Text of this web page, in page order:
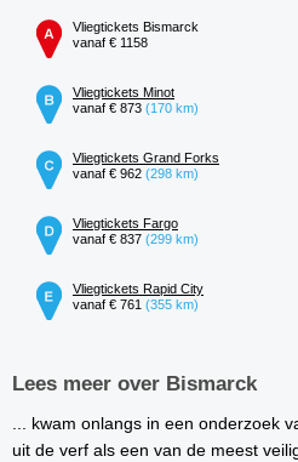
Vliegtickets Bismarck
vanaf € 1158
Vliegtickets Minot
vanaf € 873 (170 km)
Vliegtickets Grand Forks
vanaf € 962 (298 km)
Vliegtickets Fargo
vanaf € 837 (299 km)
Vliegtickets Rapid City
vanaf € 761 (355 km)
Lees meer over Bismarck
... kwam onlangs in een onderzoek
uit de verf als een van de meest